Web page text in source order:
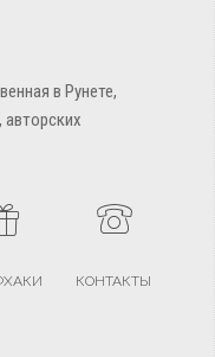
в Рунете,
КОНТАКТЫ